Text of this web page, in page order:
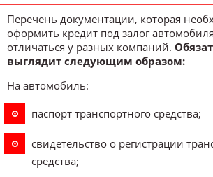
Перечень документации, которая
оформить кредит под залог
отличаться у разных компаний.
выглядит следующим образом:
На автомобиль:
паспорт транспортного средства;
свидетельство о регистрации
средства;